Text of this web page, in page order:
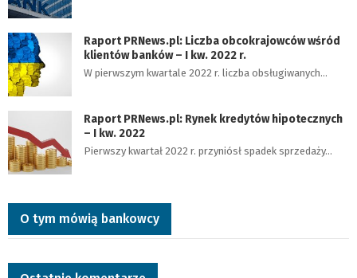
Raport PRNews.pl: Liczba obcokrajowców wśród
klientów banków – I kw. 2022 r.
W pierwszym kwartale 2022 r. liczba obsługiwanych…
Raport PRNews.pl: Rynek kredytów hipotecznych
– I kw. 2022
Pierwszy kwartał 2022 r. przyniósł spadek sprzedaży…
O tym mówią bankowcy